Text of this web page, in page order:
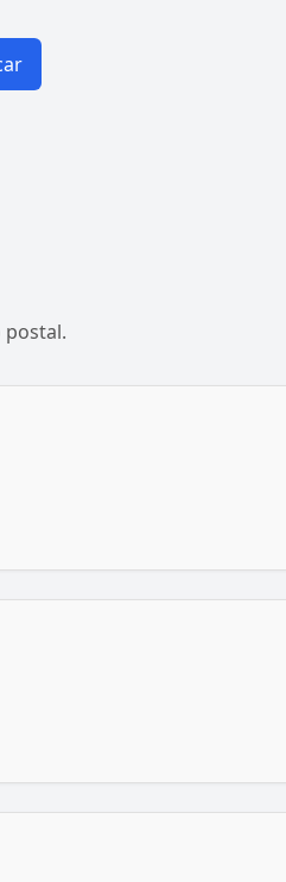
postal.